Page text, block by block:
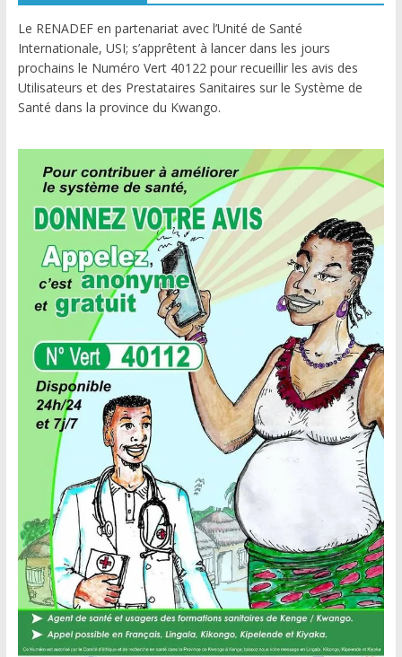
Le RENADEF en partenariat avec l’Unité de Santé
Internationale, USI; s’apprêtent à lancer dans les jours
prochains le Numéro Vert 40122 pour recueillir les avis des
Utilisateurs et des Prestataires Sanitaires sur le Système de
Santé dans la province du Kwango.